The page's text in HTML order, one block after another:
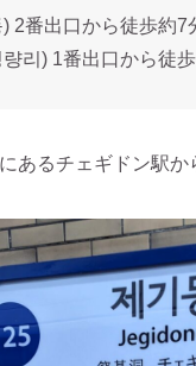
2番出口から徒歩約7
리) 1番出口から徒
あるチェギドン駅か